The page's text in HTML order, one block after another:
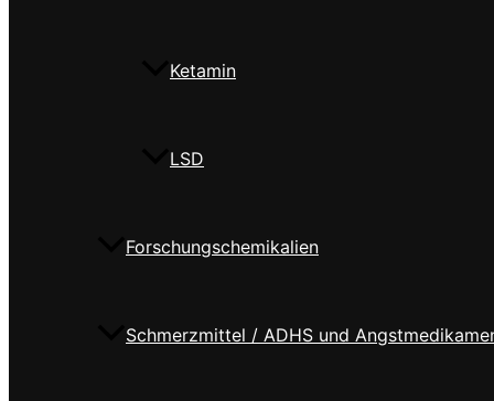
Ketamin
LSD
Forschungschemikalien
Schmerzmittel / ADHS und